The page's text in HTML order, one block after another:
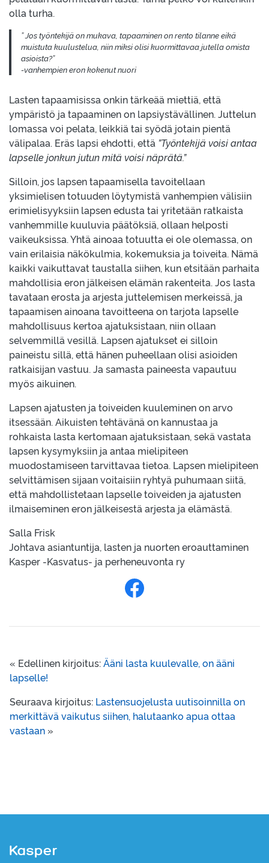
olla turha.
” Jos työntekijä on mukava, tapaaminen on rento tilanne eikä
muistuta kuulustelua, niin miksi olisi kuormittavaa jutella omista
asioista?”
-vanhempien eron kokenut nuori
Lasten tapaamisissa onkin tärkeää miettiä, että
ympäristö ja tapaaminen on lapsiystävällinen. Juttelun
lomassa voi pelata, leikkiä tai syödä jotain pientä
välipalaa. Eräs lapsi ehdotti, että ”Työntekijä voisi antaa
lapselle jonkun jutun mitä voisi näprätä.”
Silloin, jos lapsen tapaamisella tavoitellaan
yksimielisen totuuden löytymistä vanhempien välisiin
erimielisyyksiin lapsen edusta tai yritetään ratkaista
vanhemmille kuuluvia päätöksiä, ollaan helposti
vaikeuksissa. Yhtä ainoaa totuutta ei ole olemassa, on
vain erilaisia näkökulmia, kokemuksia ja toiveita. Nämä
kaikki vaikuttavat taustalla siihen, kun etsitään parhaita
mahdollisia eron jälkeisen elämän rakenteita. Jos lasta
tavataan erosta ja arjesta juttelemisen merkeissä, ja
tapaamisen ainoana tavoitteena on tarjota lapselle
mahdollisuus kertoa ajatuksistaan, niin ollaan
selvemmillä vesillä. Lapsen ajatukset ei silloin
paineistu sillä, että hänen puheellaan olisi asioiden
ratkaisijan vastuu. Ja samasta paineesta vapautuu
myös aikuinen.
Lapsen ajatusten ja toiveiden kuuleminen on arvo
itsessään. Aikuisten tehtävänä on kannustaa ja
rohkaista lasta kertomaan ajatuksistaan, sekä vastata
lapsen kysymyksiin ja antaa mielipiteen
muodostamiseen tarvittavaa tietoa. Lapsen mielipiteen
selvittämisen sijaan voitaisiin ryhtyä puhumaan siitä,
että mahdollistetaan lapselle toiveiden ja ajatusten
ilmaiseminen eron jälkeisestä arjesta ja elämästä.
Salla Frisk
Johtava asiantuntija, lasten ja nuorten eroauttaminen
Kasper -Kasvatus- ja perheneuvonta ry
« Edellinen kirjoitus:Ääni lasta kuulevalle, on ääni
lapselle!
Seuraava kirjoitus: Lastensuojelusta uutisoinnilla on
merkittävä vaikutus siihen, halutaanko apua ottaa
vastaan »
Kasper